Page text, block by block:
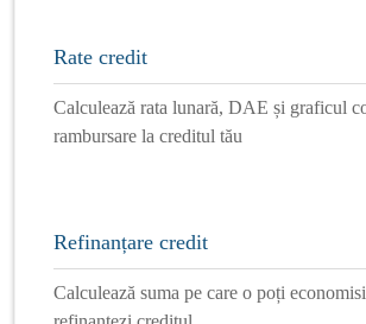
Rate credit
Calculează rata lunară, DAE și graficul
rambursare la creditul tău
Refinanțare credit
Calculează suma pe care o poți